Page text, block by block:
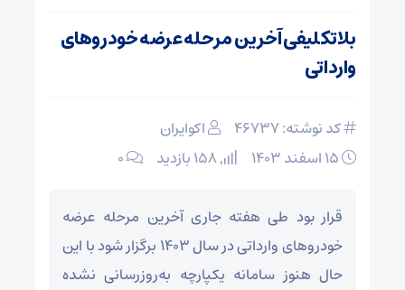
بلاتکلیفی آخرین مرحله عرضه خودروهای
وارداتی
کد نوشته: 46737
اکوایران
۰
قرار بود طی هفته جاری آخرین مرحله عرضه
خودروهای وارداتی در سال ۱۴۰۳ برگزار شود با این
حال هنوز سامانه یکپارچه به‌روزرسانی نشده